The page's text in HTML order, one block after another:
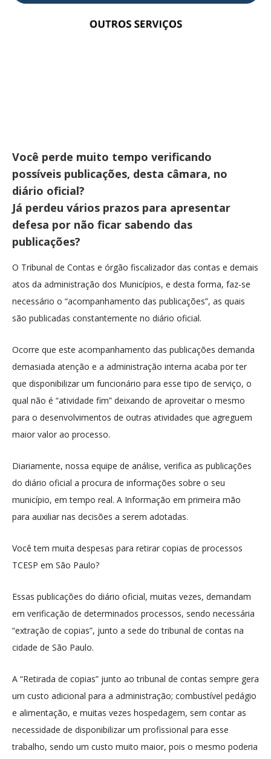
Você perde muito tempo verificando
possíveis publicações, desta câmara, no
diário oficial?
Já perdeu vários prazos para apresentar
defesa por não ficar sabendo das
publicações?
O Tribunal de Contas e órgão fiscalizador das contas e demais
atos da administração dos Municípios, e desta forma, faz-se
necessário o “acompanhamento das publicações”, as quais
são publicadas constantemente no diário oficial.
Ocorre que este acompanhamento das publicações demanda
demasiada atenção e a administração interna acaba por ter
que disponibilizar um funcionário para esse tipo de serviço, o
qual não é “atividade fim” deixando de aproveitar o mesmo
para o desenvolvimentos de outras atividades que agreguem
maior valor ao processo.
Diariamente, nossa equipe de análise, verifica as publicações
do diário oficial a procura de informações sobre o seu
município, em tempo real. A Informação em primeira mão
para auxiliar nas decisões a serem adotadas.
Você tem muita despesas para retirar copias de processos
TCESP em São Paulo?
Essas publicações do diário oficial, muitas vezes, demandam
em verificação de determinados processos, sendo necessária
“extração de copias”, junto a sede do tribunal de contas na
cidade de São Paulo.
A “Retirada de copias” junto ao tribunal de contas sempre gera
um custo adicional para a administração; combustível pedágio
e alimentação, e muitas vezes hospedagem, sem contar as
necessidade de disponibilizar um profissional para esse
trabalho, sendo um custo muito maior, pois o mesmo poderia